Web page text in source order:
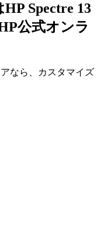
Spectre 13
公式オンラ
なら、カスタマイズ